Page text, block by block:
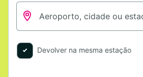
Devolver na mesma estação